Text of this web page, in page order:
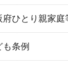
府ひとり親家庭
条例